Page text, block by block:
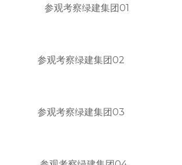
绿建集团01
绿建集团02
绿建集团03